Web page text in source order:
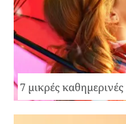
7 μικρές